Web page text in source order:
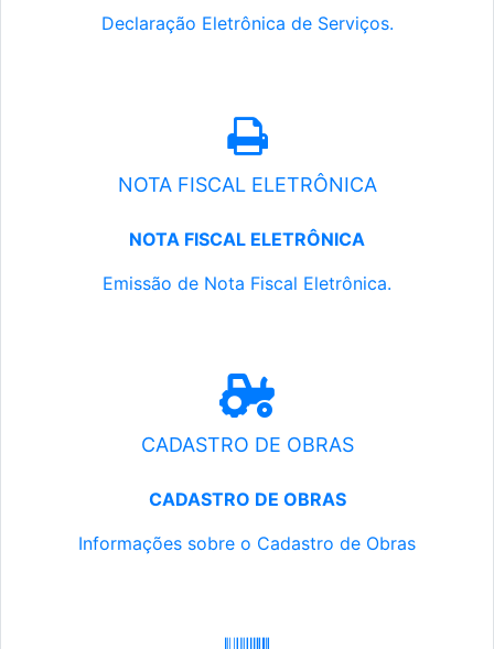
Declaração Eletrônica de Serviços.
NOTA FISCAL ELETRÔNICA
NOTA FISCAL ELETRÔNICA
Emissão de Nota Fiscal Eletrônica.
CADASTRO DE OBRAS
CADASTRO DE OBRAS
Informações sobre o Cadastro de Obras